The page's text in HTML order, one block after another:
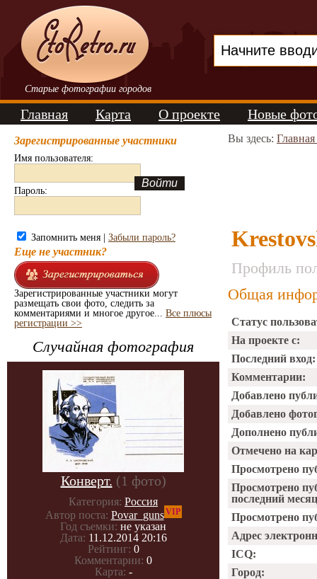
Старые фотографии городов
Главная Карта О проекте Новые
Зарегистрированные участники
Имя пользователя:
Пароль:
Запомнить меня | Забыли пароль?
Еще не участник?
Зарегистрированные участники могут
размещать свои фото, следить за
комментариями и многое другое... Все плюсы
регистрации >>
Случайная фотография
Конверт. (1 фото)
Категория: Россия
Автор поста: Povar_gunsVIP
Год съемки: не указан
Дата: 11.12.2014 20:16
Рейтинг: 0
Комментарии: 0
Карта: -
Вы здесь:
Профиль
Общая
Статус
На проекте с:
Последний вход:
Комментарии:
Добавлено
Добавлено
Дополнено
Отмечено на
Просмотрено
Просмотрено
последний
Просмотрено
Адрес
ICQ:
Город: